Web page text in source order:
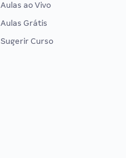
Aulas ao Vivo
Aulas Grátis
Sugerir Curso